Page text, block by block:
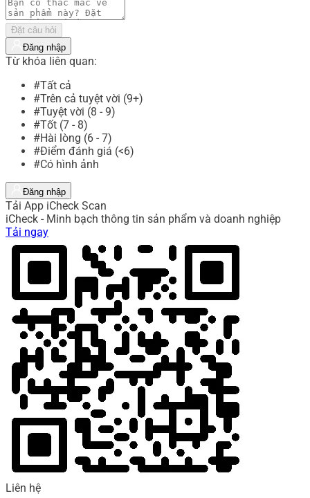
Đặt câu hỏi
Đăng nhập
Từ khóa liên quan:
#Tất cả
#Trên cả tuyệt vời (9+)
#Tuyệt vời (8 - 9)
#Tốt (7 - 8)
#Hài lòng (6 - 7)
#Điểm đánh giá (<6)
#Có hình ảnh
Đăng nhập
Tải App iCheck Scan
iCheck - Minh bạch thông tin sản phẩm và doanh nghiệp
Tải ngay
Liên hệ